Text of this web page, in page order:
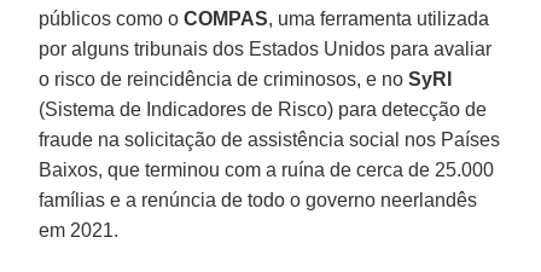
públicos como oCOMPAS, uma ferramenta utilizada
por alguns tribunais dos Estados Unidos para avaliar
o risco de reincidência de criminosos, e noSyRI
(Sistema de Indicadores de Risco) para detecção de
fraude na solicitação de assistência social nos Países
Baixos, que terminou com a ruína de cerca de 25.000
famílias e a renúncia de todo o governo neerlandês
em 2021.